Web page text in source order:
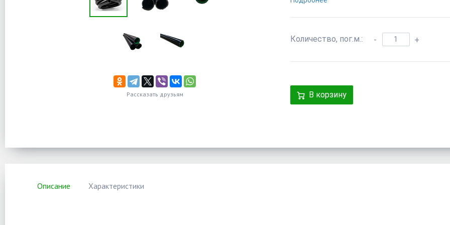
Рассказать друзьям
Количество, пог.м.: - +
В корзину
Описание Характеристики